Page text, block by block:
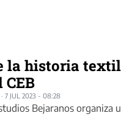
la historia
· 7 JUL 2023 - 08:28
Bejaranos